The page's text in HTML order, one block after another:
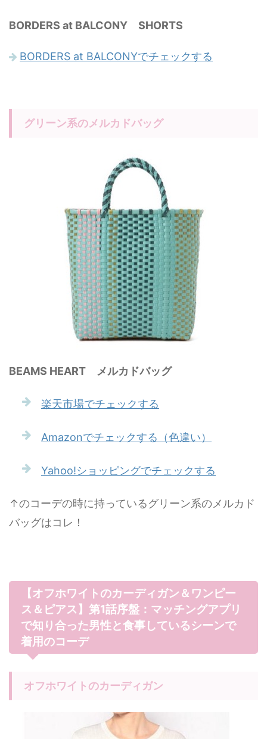
BORDERS at BALCONY SHORTS
BORDERS at BALCONYでチェックする
グリーン系のメルカドバッグ
BEAMS HEART メルカドバッグ
楽天市場でチェックする
Amazonでチェックする（色違い）
Yahoo!ショッピングでチェックする
↑のコーデの時に持っているグリーン系のメルカド
バッグはコレ！
【オフホワイトのカーディガン＆ワンピー
ス＆ピアス】第1話序盤：マッチングアプリ
で知り合った男性と食事しているシーンで
着用のコーデ
オフホワイトのカーディガン